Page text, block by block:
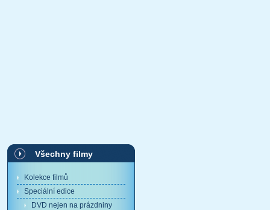
Všechny filmy
Kolekce filmů
Speciální edice
DVD nejen na prázdniny